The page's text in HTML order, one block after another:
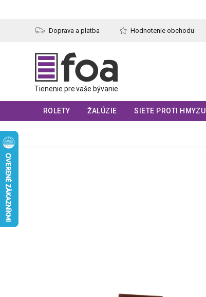
Doprava a platba Hodnotenie obchodu
ROLETY ŽALÚZIE SIETE PROTI HMYZU